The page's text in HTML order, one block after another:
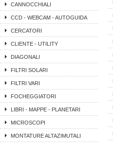
CANNOCCHIALI
CCD - WEBCAM - AUTOGUIDA
CERCATORI
CLIENTE - UTILITY
DIAGONALI
FILTRI SOLARI
FILTRI VARI
FOCHEGGIATORI
LIBRI - MAPPE - PLANETARI
MICROSCOPI
MONTATURE ALTAZIMUTALI